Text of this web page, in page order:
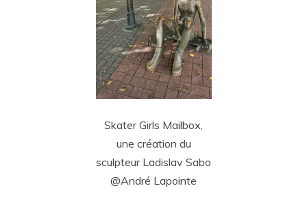
Skater Girls Mailbox,
une création du
sculpteur Ladislav Sabo
@André Lapointe